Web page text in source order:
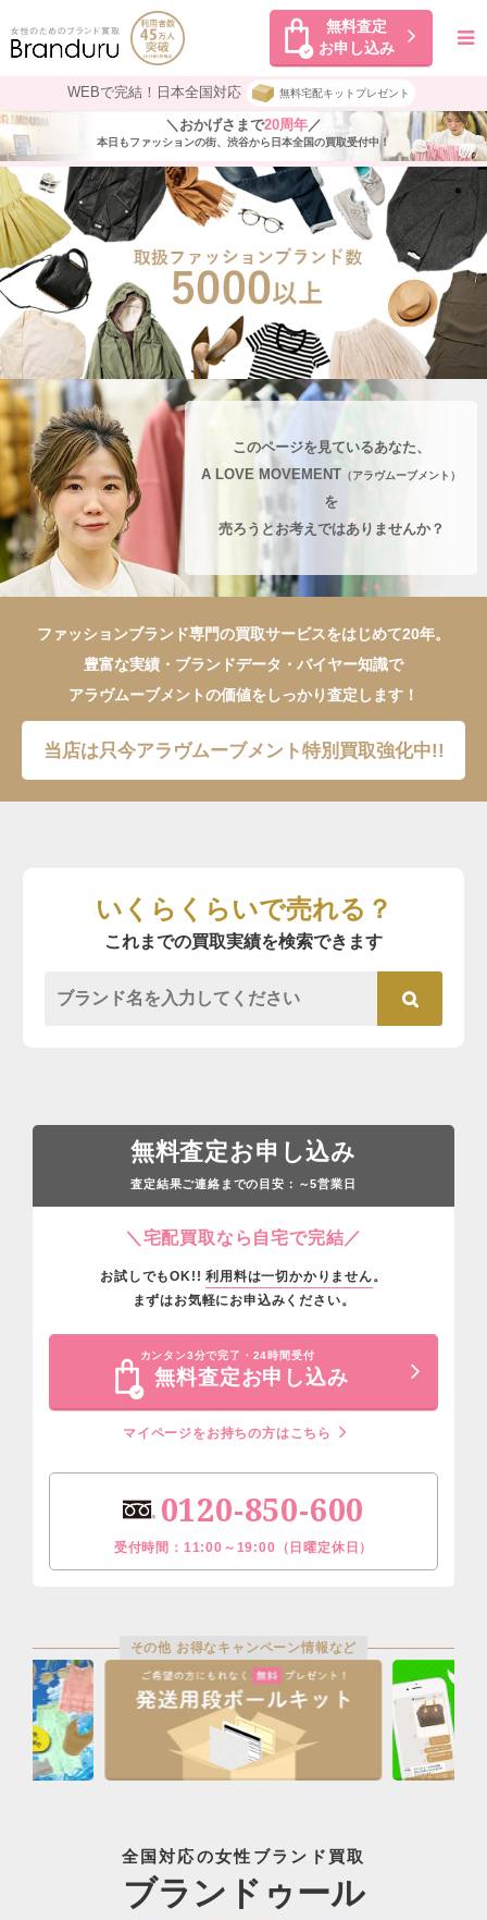
無料査定
お申し込み
WEBで完結！日本全国対応 無料宅配キットプレゼント
＼おかげさまで20周年／
本日もファッションの街、渋谷から日本全国の買取受付中！
このページを見ているあなた、
A LOVE MOVEMENT （アラヴムーブメント）
を
売ろうとお考えではありませんか？
ファッションブランド専門の買取サービスをはじめて20年。
豊富な実績・ブランドデータ・バイヤー知識で
アラヴムーブメントの価値をしっかり査定します！
当店は只今アラヴムーブメント特別買取強化中!!
いくらくらいで売れる？
これまでの買取実績を検索できます
無料査定お申し込み
査定結果ご連絡までの目安： ～5営業日
＼宅配買取なら自宅で完結／
お試しでもOK!!利用料は一切かかりません。
まずはお気軽にお申込みください。
カンタン3分で完了・24時間受付
無料査定お申し込み
マイページをお持ちの方はこちら
0120-850-600
受付時間：11:00～19:00（日曜定休日）
その他 お得なキャンペーン情報など
全国対応の女性ブランド買取
ブランドゥール